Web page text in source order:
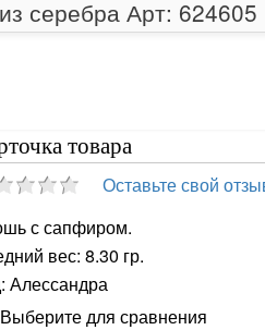
серебра Арт: 624605
товара
Оставьте свой
с сапфиром.
вес: 8.30 гр.
Алессандра
Выберите для сравнения